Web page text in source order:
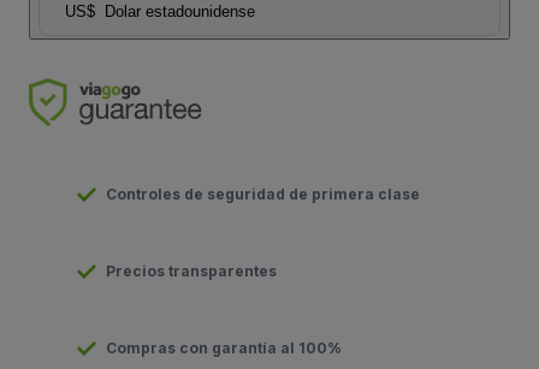
US$ Dolar estadounidense
Controles de seguridad de primera clase
Precios transparentes
Compras con garantía al 100%